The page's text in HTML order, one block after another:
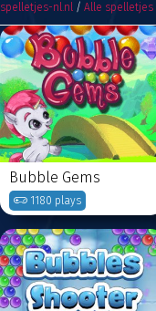
spelletjes-nl.nl / Alle spelletjes
Bubble Gems
1180 plays